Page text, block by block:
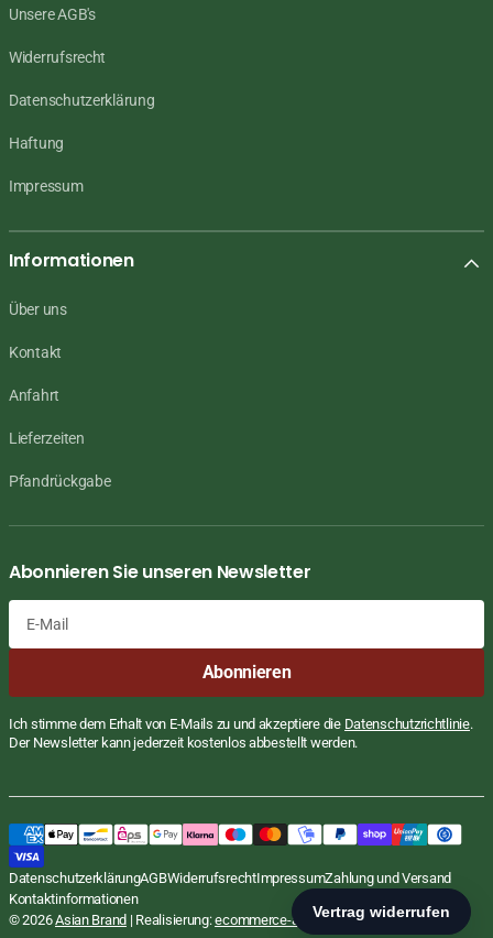
Duft Oel, white Sage, weisser Salbei, SAC,
inkl. MwSt., zzgl.Versand
Regulärer
Preis
€1,99
EUR
L
In den Warenkorb
Unsere AGB's
Widerrufsrecht
Datenschutzerklärung
Haftung
Impressum
Informationen
Über uns
Kontakt
Anfahrt
Lieferzeiten
Pfandrückgabe
Abonnieren Sie unseren Newsletter
Abonnieren
Ich stimme dem Erhalt von E-Mails zu und akzeptiere die Datenschutzrichtlinie.
Der Newsletter kann jederzeit kostenlos abbestellt werden.
DatenschutzerklärungAGBWiderrufsrechtImpressumZahlung und Versand
Kontaktinformationen
© 2026Asian Brand | Realisierung:ecommerce-agentur.net